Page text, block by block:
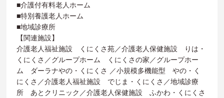
■介護付有料老人ホーム
■特別養護老人ホーム
■地域診療所
【関連施設】
介護老人福祉施設 くにくさ苑／介護老人保健施設 りは・
くにくさ／グループホーム くにくさの家／グループホー
ム ダーラナやの・くにくさ ／小規模多機能型 やの・く
にくさ／介護老人福祉施設 でじま・くにくさ／地域診療
所 あとクリニック／介護老人保健施設 ふかわ・くにくさ